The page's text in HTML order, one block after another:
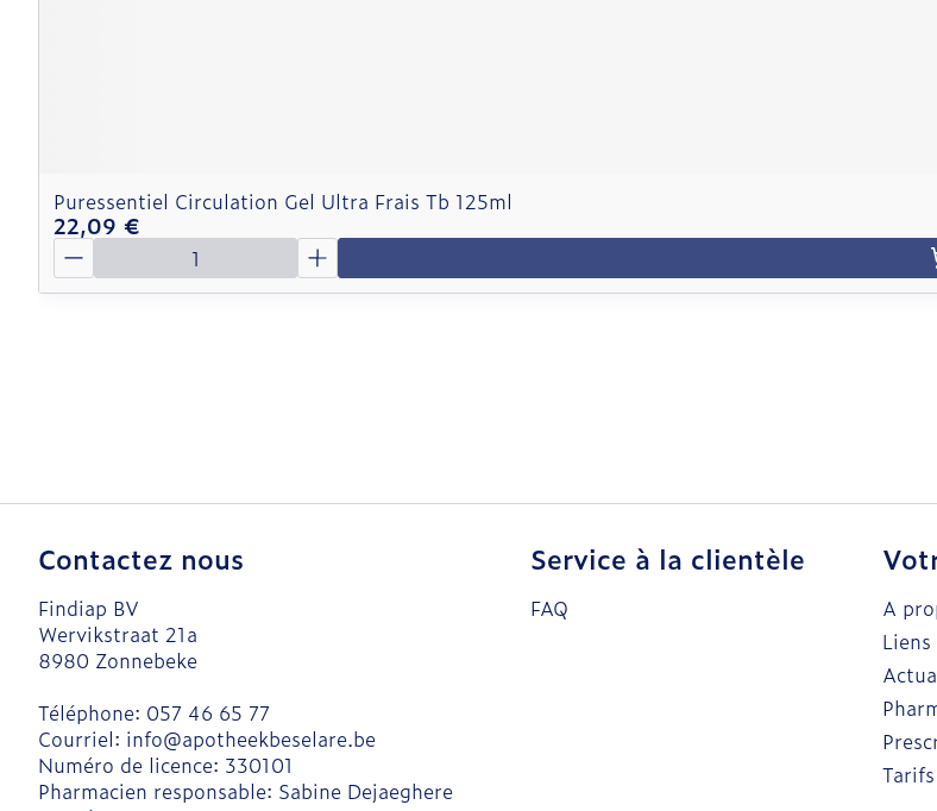
Puressentiel Circulation Gel Ultra Frais Tb 125ml
22,09 €
Quantité
Contactez nous
Findiap BV
Wervikstraat 21a
8980 Zonnebeke
Téléphone: 057 46 65 77
Courriel: info@apotheekbeselare.be
Numéro de licence: 330101
Pharmacien responsable: Sabine Dejaeghere
Service à la clientèle
FAQ
A